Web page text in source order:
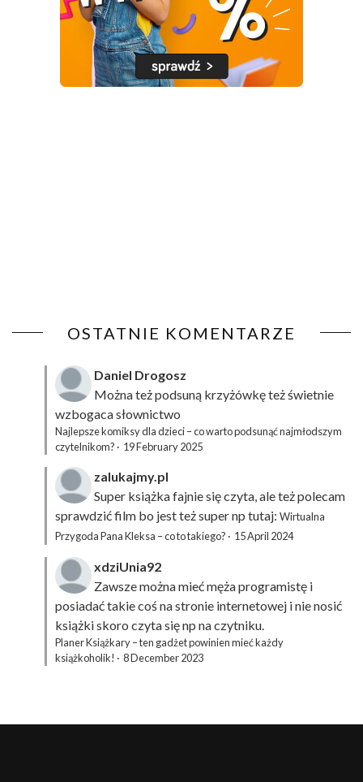
OSTATNIE KOMENTARZE
Daniel Drogosz
Można też podsuną krzyżówkęteż świetnie
wzbogaca słownictwo
Najlepsze komiksy dla dzieci – co warto podsunąć najmłodszym
czytelnikom? · 19 February 2025
zalukajmy.pl
Super książka fajnie się czyta, ale też polecam
sprawdzić film bo jest też super np tutaj: Wirtualna
Przygoda Pana Kleksa – co to takiego? · 15 April 2024
xdziUnia92
Zawsze można mieć męża programistę i
posiadać takie coś na stronie internetowej i nie nosić
książki skoro czyta się np na czytniku.
Planer Książkary – ten gadżet powinien mieć każdy
książkoholik! · 8 December 2023